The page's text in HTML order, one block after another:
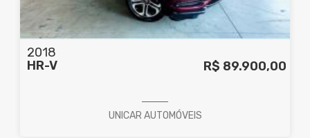
2018
HR-V
R$ 89.900,00
UNICAR AUTOMÓVEIS